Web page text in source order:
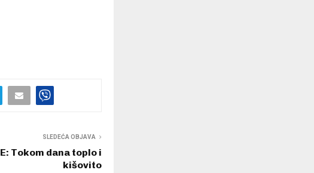
SLEDEĆA OBJAVA
Tokom dana toplo i
kišovito